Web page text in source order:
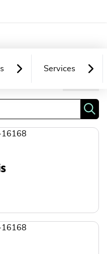
Services
Chaigneau
Chaigneau